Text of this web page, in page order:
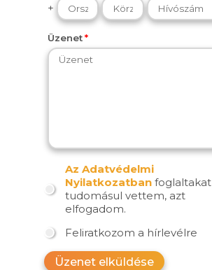
+
Üzenet
Az Adatvédelmi
Nyilatkozatban foglaltakat
tudomásul vettem, azt
elfogadom.
Feliratkozom a hírlevélre
Üzenet elküldése